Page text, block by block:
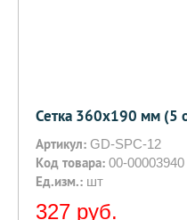
Сетка 360х190 мм (5
Артикул: GD-SPC-12
Код товара: 00-00003940
Ед.изм.: шт
327 руб.